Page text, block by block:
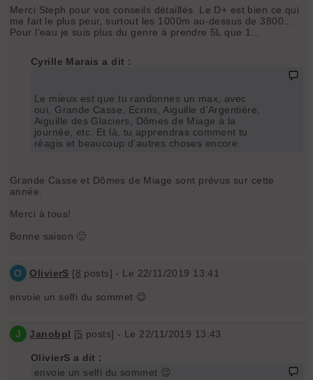
Merci Steph pour vos conseils détaillés. Le D+ est bien ce qui
me fait le plus peur, surtout les 1000m au-dessus de 3800...
Pour l'eau je suis plus du genre à prendre 5L que 1...
Cyrille Marais a dit :
Le mieux est que tu randonnes un max, avec
oui, Grande Casse, Ecrins, Aiguille d'Argentière,
Aiguille des Glaciers, Dômes de Miage à la
journée, etc. Et là, tu apprendras comment tu
réagis et beaucoup d'autres choses encore.
Grande Casse et Dômes de Miage sont prévus sur cette
année.
Merci à tous!
Bonne saison 🙂
O OlivierS [8 posts] - Le 22/11/2019 13:41
envoie un selfi du sommet 😉
J Janobpl [5 posts] - Le 22/11/2019 13:43
OlivierS a dit :
envoie un selfi du sommet 😉